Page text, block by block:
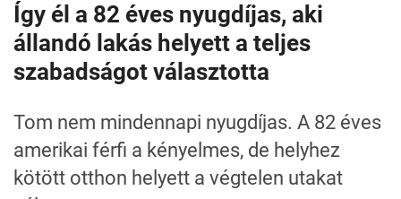
Így él a 82 éves nyugdíjas, aki
állandó lakás helyett a teljes
szabadságot választotta
Tom nem mindennapi nyugdíjas. A 82 éves
amerikai férfi a kényelmes, de helyhez
kötött otthon helyett a végtelen utakat